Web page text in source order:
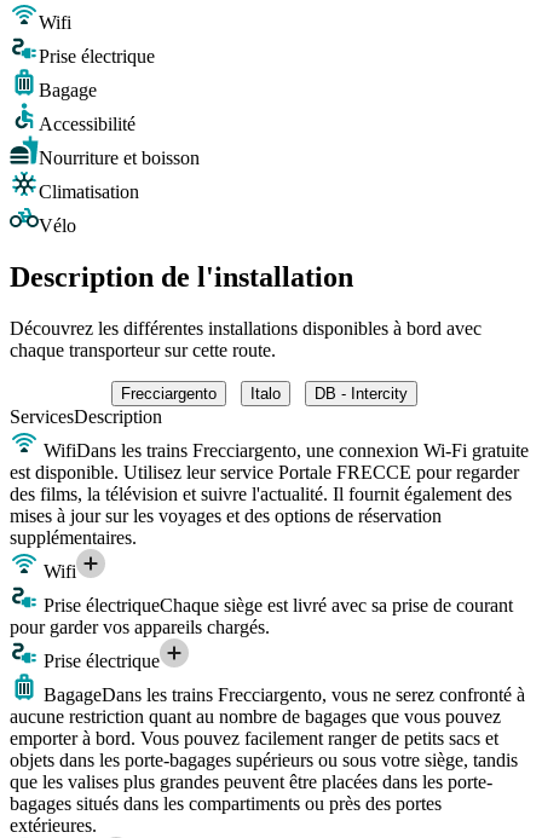
Wifi
Prise électrique
Bagage
Accessibilité
Nourriture et boisson
Climatisation
Vélo
Description de l'installation
Découvrez les différentes installations disponibles à bord avec
chaque transporteur sur cette route.
Frecciargento Italo DB - Intercity
ServicesDescription
WifiDans les trains Frecciargento, une connexion Wi-Fi gratuite
est disponible. Utilisez leur service Portale FRECCE pour regarder
des films, la télévision et suivre l'actualité. Il fournit également des
mises à jour sur les voyages et des options de réservation
supplémentaires.
Wifi
Prise électriqueChaque siège est livré avec sa prise de courant
pour garder vos appareils chargés.
Prise électrique
BagageDans les trains Frecciargento, vous ne serez confronté à
aucune restriction quant au nombre de bagages que vous pouvez
emporter à bord. Vous pouvez facilement ranger de petits sacs et
objets dans les porte-bagages supérieurs ou sous votre siège, tandis
que les valises plus grandes peuvent être placées dans les porte-
bagages situés dans les compartiments ou près des portes
extérieures.